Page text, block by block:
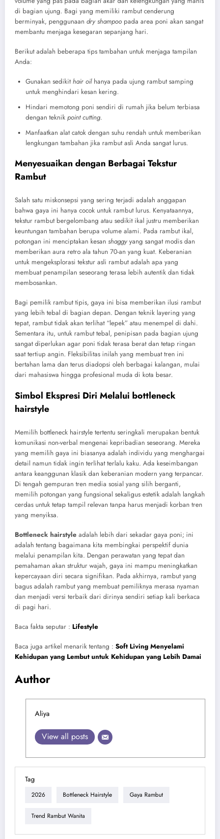
di bagian ujung. Bagi yang memiliki rambut cenderung
berminyak, penggunaan dry shampoo pada area poni akan sangat
membantu menjaga kesegaran sepanjang hari.
Berikut adalah beberapa tips tambahan untuk menjaga tampilan
Anda:
Gunakan sedikithair oilhanya pada ujung rambut samping
untuk menghindari kesan kering.
Hindari memotong poni sendiri di rumah jika belum terbiasa
dengan teknik point cutting.
Manfaatkan alat catok dengan suhu rendah untuk memberikan
lengkungan tambahan jika rambut asli Anda sangat lurus.
Menyesuaikan dengan Berbagai Tekstur
Rambut
Salah satu miskonsepsi yang sering terjadi adalah anggapan
bahwa gaya ini hanya cocok untuk rambut lurus. Kenyataannya,
tekstur rambut bergelombang atau sedikit ikal justru memberikan
keuntungan tambahan berupa volume alami. Pada rambut ikal,
potongan ini menciptakan kesan shaggy yang sangat modis dan
memberikan aura retro ala tahun 70-an yang kuat. Keberanian
untuk mengeksplorasi tekstur asli rambut adalah apa yang
membuat penampilan seseorang terasa lebih autentik dan tidak
membosankan.
Bagi pemilik rambut tipis, gaya ini bisa memberikan ilusi rambut
yang lebih tebal di bagian depan. Dengan teknik layering yang
tepat, rambut tidak akan terlihat “lepek” atau menempel di dahi.
Sementara itu, untuk rambut tebal, penipisan pada bagian ujung
sangat diperlukan agar poni tidak terasa berat dan tetap ringan
saat tertiup angin. Fleksibilitas inilah yang membuat tren ini
bertahan lama dan terus diadopsi oleh berbagai kalangan, mulai
dari mahasiswa hingga profesional muda di kota besar.
Simbol Ekspresi Diri Melalui bottleneck
hairstyle
Memilih bottleneck hairstyle tertentu seringkali merupakan bentuk
komunikasi non-verbal mengenai kepribadian seseorang. Mereka
yang memilih gaya ini biasanya adalah individu yang menghargai
detail namun tidak ingin terlihat terlalu kaku. Ada keseimbangan
antara keanggunan klasik dan keberanian modern yang terpancar.
Di tengah gempuran tren media sosial yang silih berganti,
memilih potongan yang fungsional sekaligus estetik adalah langkah
cerdas untuk tetap tampil relevan tanpa harus menjadi korban tren
yang menyiksa.
Bottleneck hairstyle adalah lebih dari sekadar gaya poni; ini
adalah tentang bagaimana kita membingkai perspektif dunia
melalui penampilan kita. Dengan perawatan yang tepat dan
pemahaman akan struktur wajah, gaya ini mampu meningkatkan
kepercayaan diri secara signifikan. Pada akhirnya, rambut yang
bagus adalah rambut yang membuat pemiliknya merasa nyaman
dan menjadi versi terbaik dari dirinya sendiri setiap kali berkaca
di pagi hari.
Baca fakta seputar : Lifestyle
Baca juga artikel menarik tentang : Soft Living Menyelami
Kehidupan yang Lembut untuk Kehidupan yang Lebih Damai
Author
Aliya
View all posts
Tag
2026 Bottleneck Hairstyle Gaya Rambut
Trend Rambut Wanita